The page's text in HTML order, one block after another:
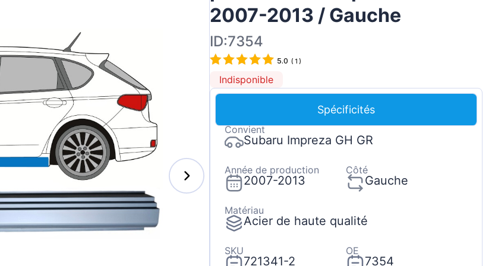
Magyar
Slovenian
Latvian
2007-2013 / Gauche
ID:7354
5.0 ( 1 )
Indisponible
Spécificités
Convient
Subaru Impreza GH GR
Année de production
2007-2013
Côté
Gauche
Matériau
Acier de haute qualité
SKU
721341-2
OE
7354